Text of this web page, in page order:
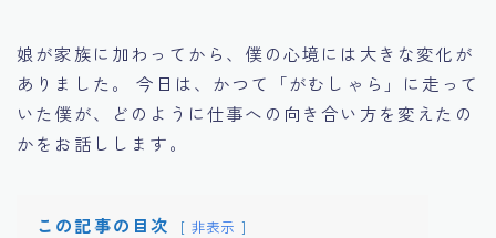
学歴なし・才能なしからホワイト大手へ。人生の収入基
盤を最速で作る『Kotonare』の歩き方
支払い
有料記事の決済完了ページ
娘が家族に加わってから、僕の心境には大きな変化が
ありました。 今日は、かつて「がむしゃら」に走って
いた僕が、どのように仕事への向き合い方を変えたの
かをお話しします。
この記事の目次 非表示